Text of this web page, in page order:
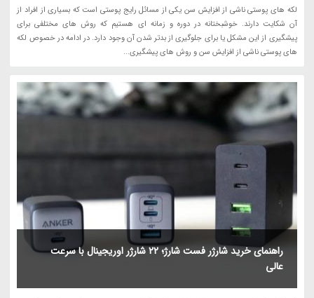
لکه های پوستی ناشی از افزایش سن یکی از مسائل رایج پوستی است که بسیاری از افراد از
آن شکایت دارند. خوشبختانه در دوره و زمانه ای هستیم که روش های مختلفی برای
پیشگیری از این مشکل یا برای جلوگیری از بدتر شدن آن وجود دارد. در ادامه در خصوص لکه
های پوستی ناشی از افزایش سن و روش های پیشگیری...
راهنمای خرید شارژر فست شارژ؛ 22 شارژر اوریجینال با سرعت
عالی